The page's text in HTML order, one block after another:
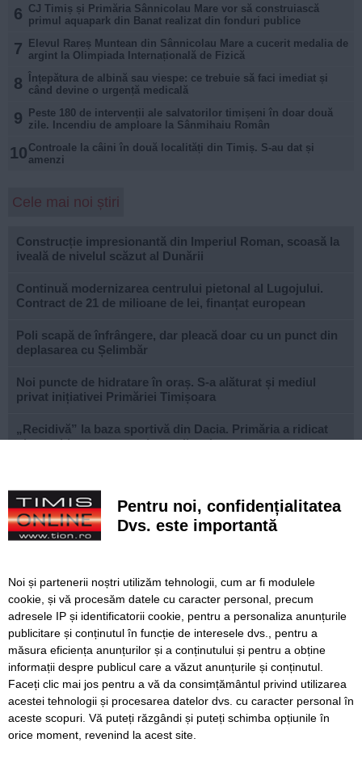
6 CJ Timiș și Primăria Sânnicolau Mare vor să construiască
primul aquapark din Banat realizat din fonduri publice
7
Elevul Rareș Muntean din Sânnicolau Mare a cucerit medalia de
argint la Olimpiada Internațională de Fizică
8
Înțepătura de albină sau viespe: ce trebuie să faci imediat și
când devine o urgență medicală
9
Peste 180 de intervenții ale salvatorilor timișeni în doar două
zile. Incendiu de amploare la Sânmihaiu Român
10 Controale la câini în două localități din Timiș. S-au dat și
amenzi
Cele mai noi știri
Construcție impresionantă din Imperiul Roman, scoasă la
iveală de nivelul scăzut al Dunării
Continuă modernizarea centrului pietonal al Lugojului.
Contract de 21 de milioane de lei, finanțat european
Poli scapă de înfrângere, dar pleacă doar cu un punct din
deplasarea cu Șelimbăr
Noi puncte de hidratare în oraș. S-a alăturat și mediul
privat inițiativei Primăriei Timișoara
„Recidivă” la baza sportivă din Dacia. Primăria a ridicat
niște echipamente amplasate ilegal
Ce facem astăzi, 8 august 2026, în Timișoara?
Cum arată televizorul care schimbă serile de acasă, fără
Nouă copaci căzuți, dintre care patru pe mașini, la
Timișoara, în urma furtunii
Elev de la „Loga”, medalie de aur la Olimpiada
Internațională de Inteligență Artificială
SERVICII Redactia
Folosinta Cookie-urilor
Pentru noi, confidențialitatea
Dvs. este importantă
Noi și partenerii noștri utilizăm tehnologii, cum ar fi modulele
cookie, și vă procesăm datele cu caracter personal, precum
adresele IP și identificatorii cookie, pentru a personaliza anunțurile
publicitare și conținutul în funcție de interesele dvs., pentru a
măsura eficiența anunțurilor și a conținutului și pentru a obține
informații despre publicul care a văzut anunțurile și conținutul.
Faceți clic mai jos pentru a vă da consimțământul privind utilizarea
acestei tehnologii și procesarea datelor dvs. cu caracter personal în
aceste scopuri. Vă puteți răzgândi și puteți schimba opțiunile în
orice moment, revenind la acest site.